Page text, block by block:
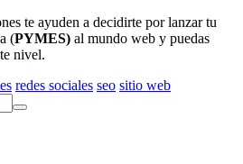
te ayuden a decidirte por lanzar tu
(PYMES) al mundo web y puedas
nivel.
redes sociales seo sitio web